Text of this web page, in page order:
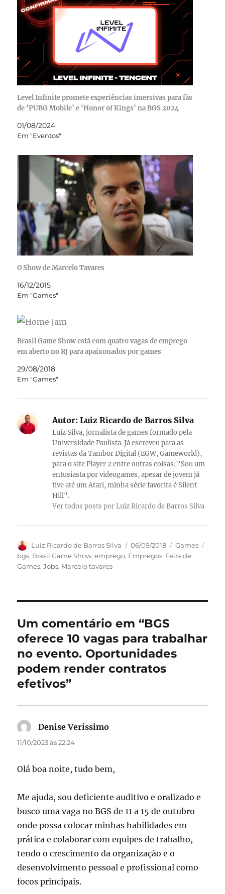
Level Infinite promete experiências imersivas para fãs
de ‘PUBG Mobile’ e ‘Honor of Kings’ na BGS 2024
01/08/2024
Em "Eventos"
O Show de Marcelo Tavares
16/12/2015
Em "Games"
Brasil Game Show está com quatro vagas de emprego
em aberto no RJ para apaixonados por games
29/08/2018
Em "Games"
Autor: Luiz Ricardo de Barros Silva
Luiz Silva, jornalista de games formado pela
Universidade Paulista. Já escreveu para as
revistas da Tambor Digital (EGW, Gameworld),
para o site Player 2 entre outras coisas. "Sou um
entusiasta por videogames, apesar de jovem já
tive até um Atari, minha série favorita é Silent
Hill".
Ver todos posts por Luiz Ricardo de Barros Silva
Autor
Luiz Ricardo de Barros Silva
Publicado
em
06/09/2018 Categorias
Games
bgs, Brasil Game Show,emprego, Empregos, Feira de
Games,Jobs, Marcelo tavares
Um comentário em “BGS
oferece 10 vagas para trabalhar
no evento. Oportunidades
podem render contratos
efetivos”
Denise Veríssimo
11/10/2023 às 22:24
Olá boa noite, tudo bem,
Me ajuda, sou deficiente auditivo e oralizado e
busco uma vaga no BGS de 11 a 15 de outubro
onde possa colocar minhas habilidades em
prática e colaborar com equipes de trabalho,
tendo o crescimento da organização e o
desenvolvimento pessoal e profissional como
focos principais.